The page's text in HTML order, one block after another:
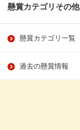
懸賞カテゴリその他
懸賞カテゴリ一覧
過去の懸賞情報